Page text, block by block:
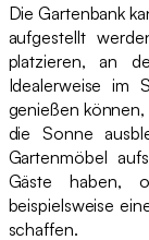
Die Gartenbank
aufgestellt
platzieren, an
Idealerweise im
genießen
die Sonne
Gartenmöbel
Gäste haben,
beispielsweise
schaffen.